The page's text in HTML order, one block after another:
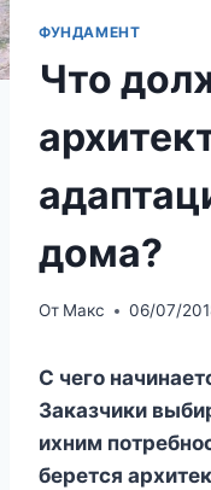
ФУНДАМЕНТ
Что
дома?
От Макс 06/07/
С чего
Заказчики
ихним
берется